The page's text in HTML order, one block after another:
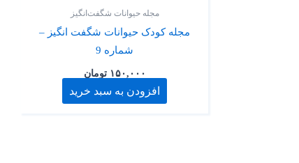
مجله حیوانات شگفت‌انگیز
مجله کودک حیوانات شگفت انگیز –
شماره 9
۱۵۰,۰۰۰ تومان
افزودن به سبد خرید